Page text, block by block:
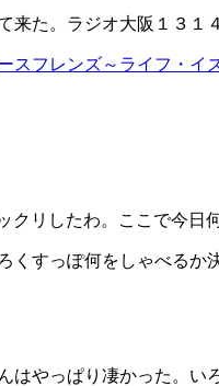
た。ラジオ大阪１３１
スフレンズ～ライフ・イ
リしたわ。ここで今日
くすっぽ何をしゃべる
やっぱり凄かった。い